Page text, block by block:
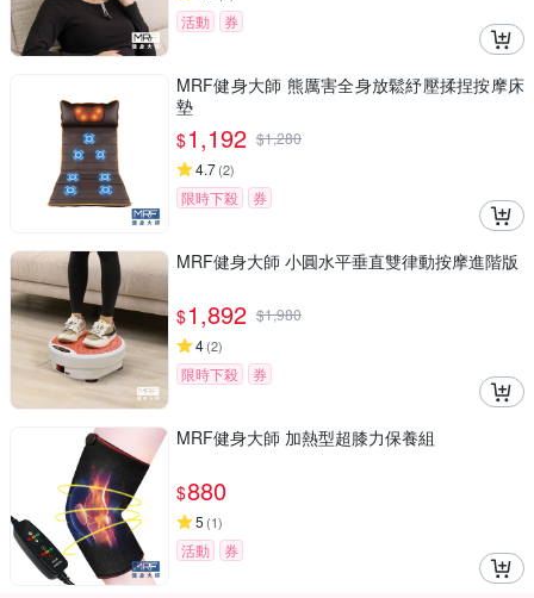
活動 券
MRF健身大師 熊厲害全身放鬆紓壓揉捏按摩床
墊
$1,192 $1,280
4.7(2)
限時下殺 券
MRF健身大師 ⼩圓⽔平垂直雙律動按摩進階版
$1,892 $1,980
4(2)
限時下殺 券
MRF健身大師 加熱型超膝力保養組
$880
5 (1)
活動 券